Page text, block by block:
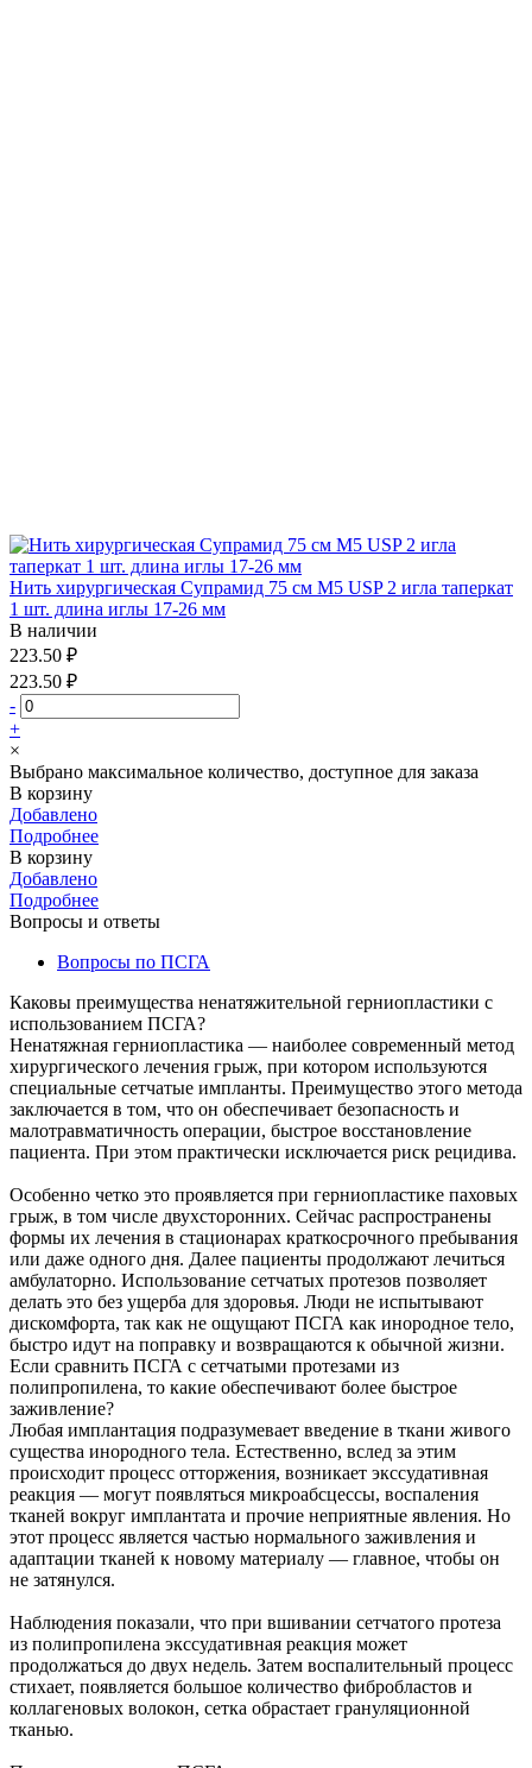
Нить хирургическая Супрамид 75 см М5 USP 2 игла таперкат
1 шт. длина иглы 17-26 мм
В наличии
223.50 ₽
223.50 ₽
-
+
×
Выбрано максимальное количество, доступное для заказа
В корзину
Добавлено
Подробнее
В корзину
Добавлено
Подробнее
Вопросы и ответы
Вопросы по ПСГА
Каковы преимущества ненатяжительной герниопластики с
использованием ПСГА?
Ненатяжная герниопластика — наиболее современный метод
хирургического лечения грыж, при котором используются
специальные сетчатые импланты. Преимущество этого метода
заключается в том, что он обеспечивает безопасность и
малотравматичность операции, быстрое восстановление
пациента. При этом практически исключается риск рецидива.
Особенно четко это проявляется при герниопластике паховых
грыж, в том числе двухсторонних. Сейчас распространены
формы их лечения в стационарах краткосрочного пребывания
или даже одного дня. Далее пациенты продолжают лечиться
амбулаторно. Использование сетчатых протезов позволяет
делать это без ущерба для здоровья. Люди не испытывают
дискомфорта, так как не ощущают ПСГА как инородное тело,
быстро идут на поправку и возвращаются к обычной жизни.
Если сравнить ПСГА с сетчатыми протезами из
полипропилена, то какие обеспечивают более быстрое
заживление?
Любая имплантация подразумевает введение в ткани живого
существа инородного тела. Естественно, вслед за этим
происходит процесс отторжения, возникает экссудативная
реакция — могут появляться микроабсцессы, воспаления
тканей вокруг имплантата и прочие неприятные явления. Но
этот процесс является частью нормального заживления и
адаптации тканей к новому материалу — главное, чтобы он
не затянулся.
Наблюдения показали, что при вшивании сетчатого протеза
из полипропилена экссудативная реакция может
продолжаться до двух недель. Затем воспалительный процесс
стихает, появляется большое количество фибробластов и
коллагеновых волокон, сетка обрастает грануляционной
тканью.